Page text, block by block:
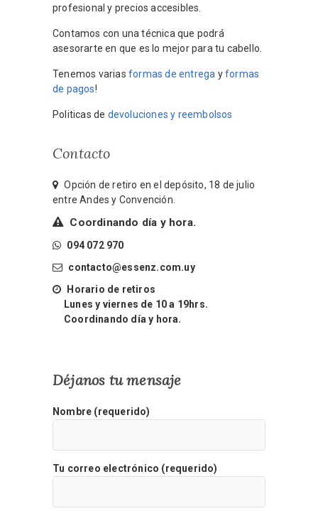
profesional y precios accesibles.
Contamos con una técnica que podrá
asesorarte en que es lo mejor para tu cabello.
Tenemos varias formas de entrega yformas
de pagos!
Politicas de devoluciones y reembolsos
Contacto
Opción de retiro en el depósito, 18 de julio
entre Andes y Convención.
Coordinando día y hora.
094 072 970
contacto@essenz.com.uy
Horario de retiros
Lunes y viernes de 10 a 19hrs.
Coordinando día y hora.
Déjanos tu mensaje
Nombre (requerido)
Tu correo electrónico (requerido)